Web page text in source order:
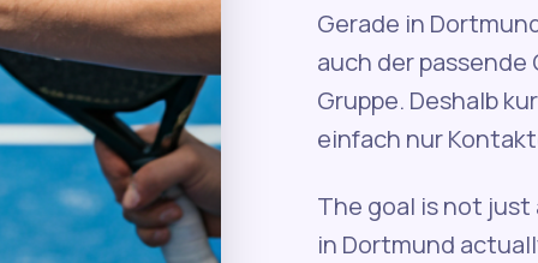
Gerade in
auch der
Gruppe. Deshalb
einfach nur
The goal is not
in Dortmund